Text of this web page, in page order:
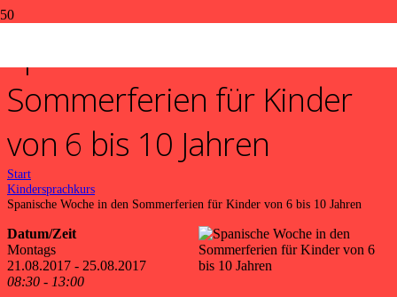
Spanische Woche in den
Sommerferien für Kinder
von 6 bis 10 Jahren
Start
Kindersprachkurs
Spanische Woche in den Sommerferien für Kinder von 6 bis 10 Jahren
Datum/Zeit
Montags
21.08.2017 - 25.08.2017
08:30 - 13:00